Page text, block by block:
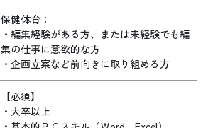
保健体育：
・編集経験がある方、または未経験でも編
集の仕事に意欲的な方
・企画立案など前向きに取り組める方
【必須】
・大卒以上